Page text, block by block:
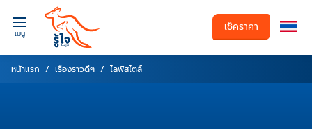
เมนู เช็คราคา
หน้าแรก เรื่องราวดีๆ ไลฟ์สไตล์